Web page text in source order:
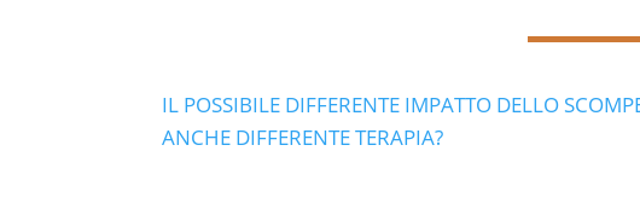
IL POSSIBILE DIFFERENTE IMPATTO DELLO
ANCHE DIFFERENTE TERAPIA?